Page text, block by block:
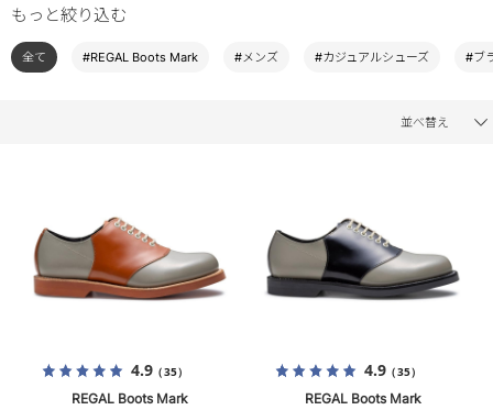
もっと絞り込む
全て #REGAL Boots Mark #メンズ #カジュアルシューズ #ブ
並べ替え
4.9（35）
REGAL Boots Mark
4.9（35）
REGAL Boots Mark